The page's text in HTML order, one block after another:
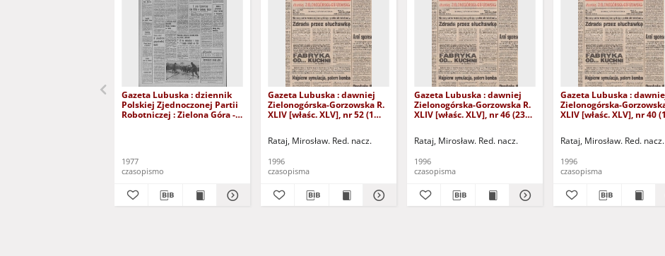
Gazeta Lubuska : dziennik
Polskiej Zjednoczonej Partii
Robotniczej : Zielona Góra -
1977
czasopismo
Gazeta Lubuska : dawniej
Zielonogórska-Gorzowska R.
XLIV [właśc. XLV], nr 52 (1
Rataj, Mirosław. Red. nacz.
1996
czasopisma
Gazeta Lubuska : dawniej
Zielonogórska-Gorzowska R.
XLIV [właśc. XLV], nr 46 (23
Rataj, Mirosław. Red. nacz.
1996
czasopisma
Gazeta Lubuska :
Zielonogórska-
XLIV [właśc. XLV], nr 40
Rataj, Mirosław. Red. nacz.
1996
czasopisma